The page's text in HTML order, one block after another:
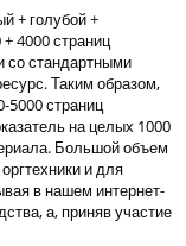
+ голубой +
4000 страниц
со стандартными
Таким образом,
5000 страниц
на целых 1000
Большой объем
и для
в нашем интернет-
а, приняв участие